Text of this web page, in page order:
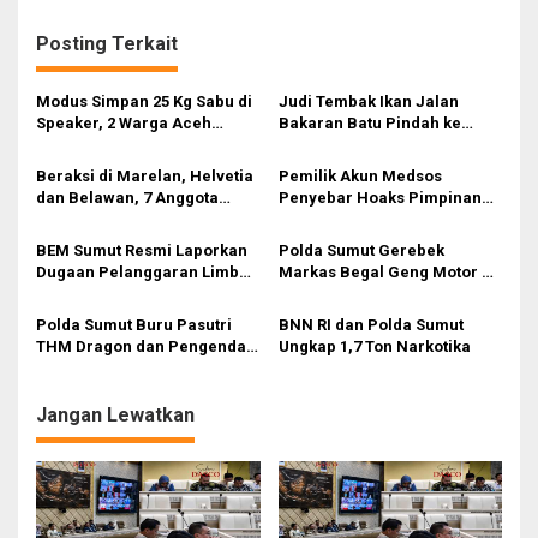
Posting Terkait
Modus Simpan 25 Kg Sabu di
Speaker, 2 Warga Aceh
Judi Tembak Ikan Jalan
Bakaran Batu Pindah ke
Beraksi di Marelan, Helvetia
dan Belawan, 7 Anggota
Pemilik Akun Medsos
Penyebar Hoaks Pimpinan
BEM Sumut Resmi Laporkan
Dugaan Pelanggaran Limbah
Polda Sumut
Polda Sumut Gerebek
Markas Begal Geng Motor di
dan 3 Ditembak
Polda Sumut Buru Pasutri
THM Dragon dan Pengendali
BNN RI dan Polda Sumut
Ungkap 1,7 Ton Narkotika
Jangan Lewatkan